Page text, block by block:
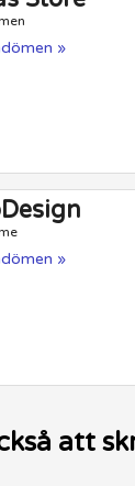
»
»
att